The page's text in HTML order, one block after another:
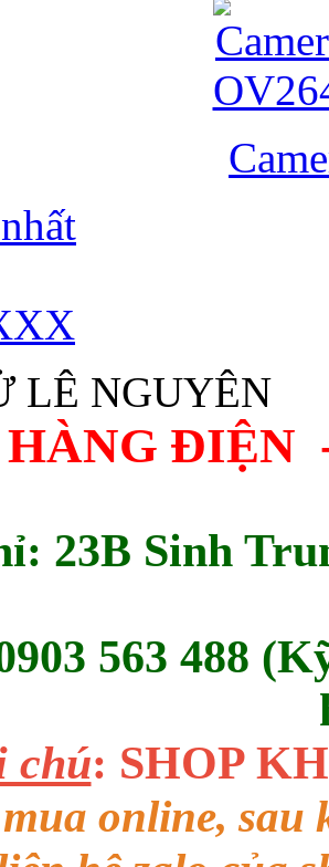
LÊ NGUYÊN
HÀNG ĐIỆN
23B Sinh
563 488
chú: SHOP
online,